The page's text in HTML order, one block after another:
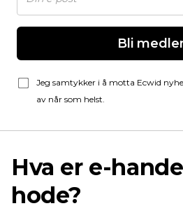
Bli
Jeg samtykker i å motta Ecwid
av når som helst.
Hva er e-
hode?